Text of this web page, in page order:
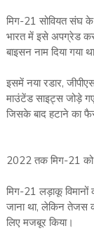
मिग-21 सोवियत संघ के
भारत में इसे अपग्रेड
बाइसन नाम दिया गया
इसमें नया रडार,
माउंटेंड साइट्स जोड़े
जिसके बाद हटाने का
2022 तक मिग-21 को
मिग-21 लड़ाकू
जाना था, लेकिन तेजस
लिए मजबूर किया।